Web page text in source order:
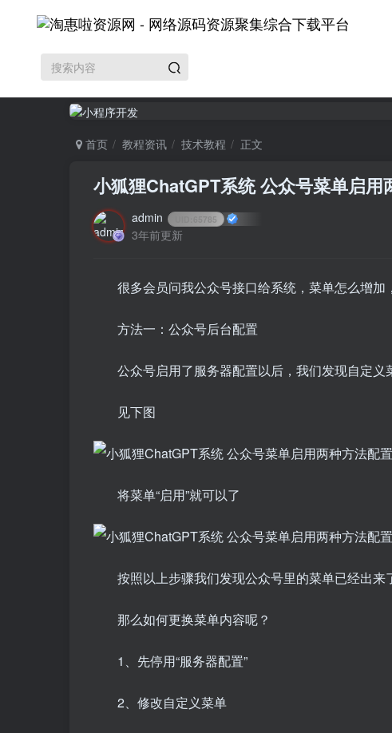
首页 教程资讯 技术教程 正文
小狐狸ChatGPT系统 公众号菜单启用
admin 65785
3年前更新
很多会员问我公众号接口给系统，菜单怎么增
方法一：公众号后台配置
公众号启用了服务器配置以后，我们发现自定义
见下图
将菜单“启用”就可以了
按照以上步骤我们发现公众号里的菜单已经出来
那么如何更换菜单内容呢？
1、先停用“服务器配置”
2、修改自定义菜单